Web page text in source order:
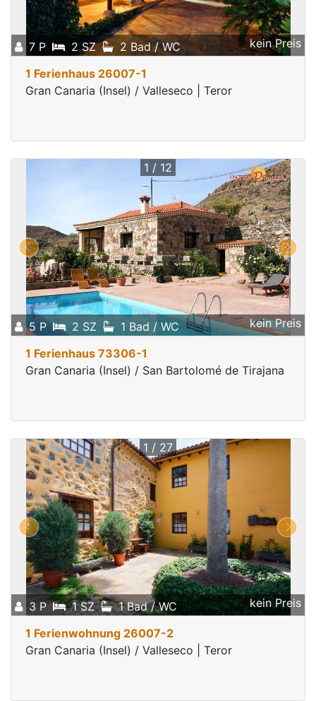
7 P 2 SZ 2 Bad / WC kein Preis
1 Ferienhaus 26007-1
Gran Canaria (Insel) / Valleseco | Teror
5 P 2 SZ 1 Bad / WC kein Preis
1 / 12
1 Ferienhaus 73306-1
Gran Canaria (Insel) / San Bartolomé de Tirajana
3 P 1 SZ 1 Bad / WC kein Preis
1 / 27
1 Ferienwohnung 26007-2
Gran Canaria (Insel) / Valleseco | Teror